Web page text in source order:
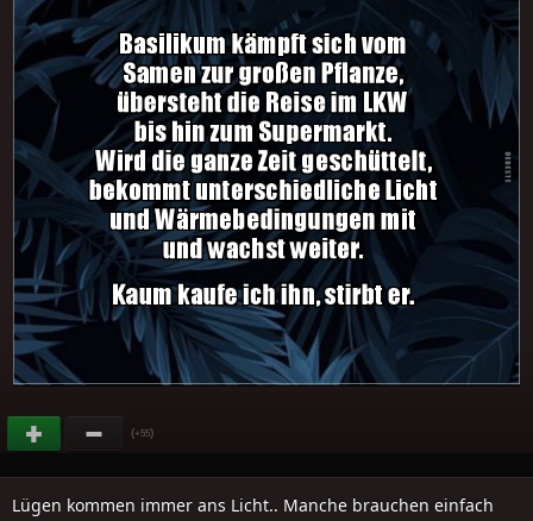
(+55)
Lügen kommen immer ans Licht.. Manche brauchen einfach